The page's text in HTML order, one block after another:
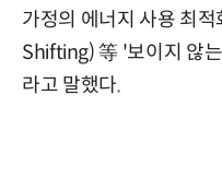
가정의 에너지 사용 최
Shifting) 等 '보이지 않는
라고 말했다.